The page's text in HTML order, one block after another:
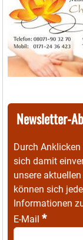
Newsletter-
Durch Anklicken
sich damit
unsere
können sich
Informationen
E-Mail *